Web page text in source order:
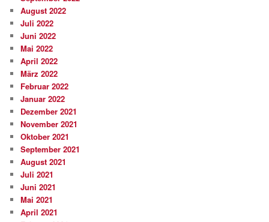
August 2022
Juli 2022
Juni 2022
Mai 2022
April 2022
März 2022
Februar 2022
Januar 2022
Dezember 2021
November 2021
Oktober 2021
September 2021
August 2021
Juli 2021
Juni 2021
Mai 2021
April 2021